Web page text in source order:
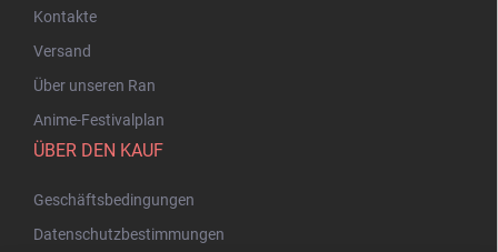
Kontakte
Versand
Über unseren Ran
Anime-Festivalplan
ÜBER DEN KAUF
Geschäftsbedingungen
Datenschutzbestimmungen